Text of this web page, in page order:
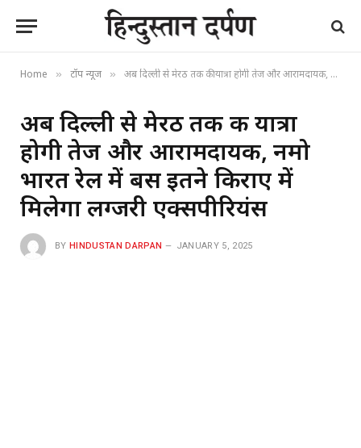
Home » टॉप न्यूज » अब दिल्ली से मेरठ तक की यात्रा होगी तेज और आरामदायक, नमो भारत रेल में बस इतने किराए में मिलेगा लग्जरी एक्सपीरियंस
अब दिल्ली से मेरठ तक की यात्रा
होगी तेज और आरामदायक, नमो
भारत रेल में बस इतने किराए में
मिलेगा लग्जरी एक्सपीरियंस
BY HINDUSTAN DARPAN JANUARY 5, 2025